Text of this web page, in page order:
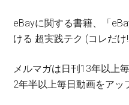
eBayに関する書籍、「
ける 超実践テク (コレだけ
メルマガは日刊13年以上
2年半以上毎日動画をアッ